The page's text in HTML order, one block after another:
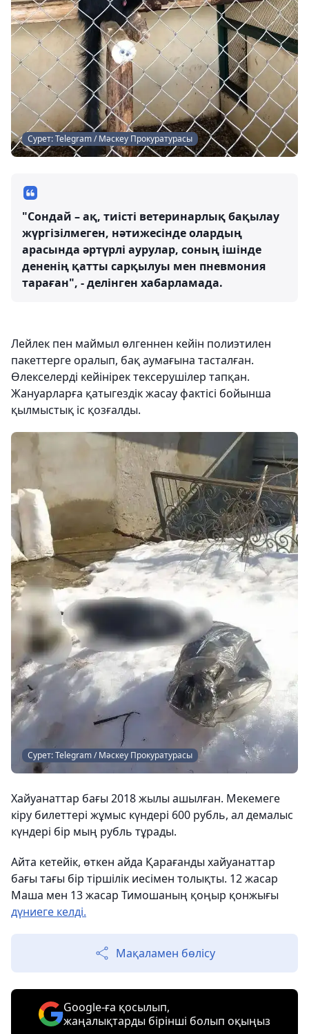
Сурет: Telegram / Мәскеу Прокуратурасы
"Сондай – ақ, тиісті ветеринарлық бақылау
жүргізілмеген, нәтижесінде олардың
арасында әртүрлі аурулар, соның ішінде
дененің қатты сарқылуы мен пневмония
тараған", - делінген хабарламада.
Лейлек пен маймыл өлгеннен кейін полиэтилен
пакеттерге оралып, бақ аумағына тасталған.
Өлекселерді кейінірек тексерушілер тапқан.
Жануарларға қатыгездік жасау фактісі бойынша
қылмыстық іс қозғалды.
Сурет: Telegram / Мәскеу Прокуратурасы
Хайуанаттар бағы 2018 жылы ашылған. Мекемеге
кіру билеттері жұмыс күндері 600 рубль, ал демалыс
күндері бір мың рубль тұрады.
Айта кетейік, өткен айда Қарағанды хайуанаттар
бағы тағы бір тіршілік иесімен толықты. 12 жасар
Маша мен 13 жасар Тимошаның қоңыр қонжығы
дүниеге келді.
Мақаламен бөлісу
Google-ға қосылып,
жаңалықтарды бірінші болып оқыңыз